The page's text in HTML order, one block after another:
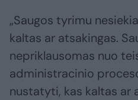
„Saugos tyrimu
kaltas ar atsakingas.
nepriklausomas nuo
administracinio
nustatyti, kas kaltas ar